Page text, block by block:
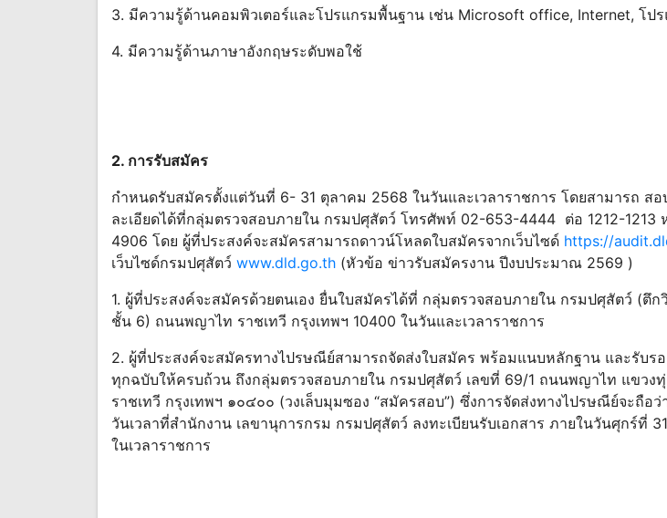
3. มีความรู้ด้านคอมพิวเตอร์และโปรแกรมพื้นฐาน เช่น Microsoft office, Internet, โป
4. มีความรู้ด้านภาษาอังกฤษระดับพอใช้
2. การรับสมัคร
กําหนดรับสมัครตั้งแต่วันที่ 6- 31 ตุลาคม 2568 ในวันและเวลาราชการ โดยสามารถ สอ
ละเอียดได้ที่กลุ่มตรวจสอบภายใน กรมปศุสัตว์ โทรศัพท์ 02-653-4444 ต่อ 1212-1213
4906 โดย ผู้ที่ประสงค์จะสมัครสามารถดาวน์โหลดใบสมัครจากเว็บไซด์ https://
เว็บไซด์กรมปศุสัตว์ www.dld.go.th (หัวข้อ ข่าวรับสมัครงาน ปีงบประมาณ 2569 )
1. ผู้ที่ประสงค์จะสมัครด้วยตนเอง ยื่นใบสมัครได้ที่ กลุ่มตรวจสอบภายใน กรมปศุสัตว์ (ตึก
ชั้น 6) ถนนพญาไท ราชเทวี กรุงเทพฯ 10400 ในวันและเวลาราชการ
2. ผู้ที่ประสงค์จะสมัครทางไปรษณีย์สามารถจัดส่งใบสมัคร พร้อมแนบหลักฐาน และรับร
ทุกฉบับให้ครบถ้วน ถึงกลุ่มตรวจสอบภายใน กรมปศุสัตว์ เลขที่ 69/1 ถนนพญาไท แขวง
ราชเทวี กรุงเทพฯ ๑๐๔๐๐ (วงเล็บมุมซอง “สมัครสอบ”) ซึ่งการจัดส่งทางไปรษณีย์จะถือว่
วันเวลาที่สํานักงาน เลขานุการกรม กรมปศุสัตว์ ลงทะเบียนรับเอกสาร ภายในวันศุกร์ที่
ในเวลาราชการ